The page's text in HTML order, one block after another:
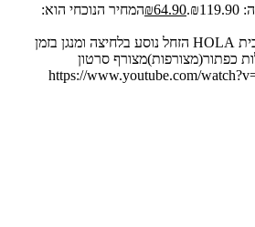
₪64.90
המחיר הנוכחי הוא:
זחל על גלגלים נוסע ומנגן מבית HOLA הזחל נוסע בלחיצה ומנגן בזמן
כפתור(מצורפות)מצורף סרטון